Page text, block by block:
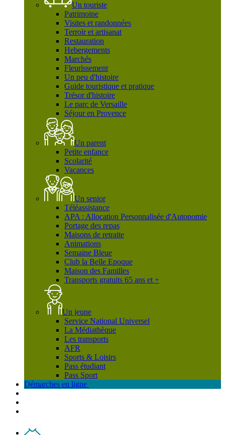
Un touriste
Patrimoine
Visites et randonnées
Terroir et artisanat
Restauration
Hebergements
Marchés
Fleurissement
Un peu d'histoire
Guide touristique et pratique
Trésor d'histoire
Le parc de Versaille
Séjour en Provence
Un parent
Petite enfance
Scolarité
Vacances
Un senior
Téléassistance
APA : Allocation Personnalisée d'Autonomie
Portage des repas
Maisons de retraite
Animations
Semaine Bleue
Club la Belle Epoque
Maison des Familles
Transports gratuits 65 ans et +
Un jeune
Service National Universel
La Médiathèque
Les transports
AFR
Sports & Loisirs
Pass étudiant
Pass Sport
Démarches en ligne
Contact